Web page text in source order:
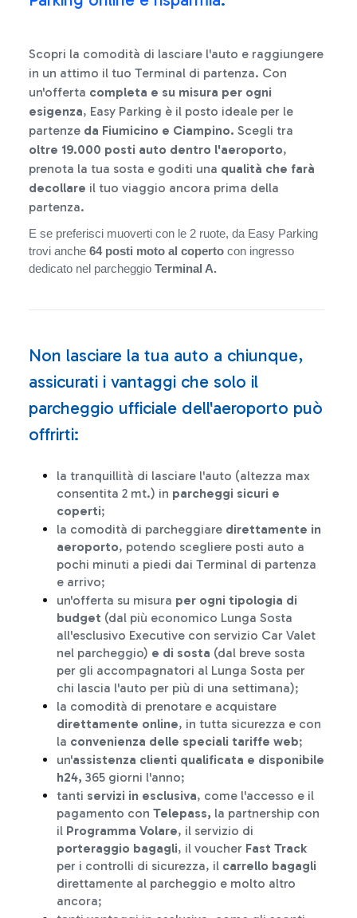
Scopri la comodità di lasciare l'auto e raggiungere
in un attimo il tuo Terminal di partenza. Con
un'offerta completa e su misura per ogni
esigenza, Easy Parking è il posto ideale per le
partenze da Fiumicino e Ciampino. Scegli tra
oltre 19.000 posti auto dentro l'aeroporto,
prenota la tua sosta e goditi una qualità che farà
decollare il tuo viaggio ancora prima della
partenza.
E se preferisci muoverti con le 2 ruote, da Easy Parking
trovi anche 64 posti moto al coperto con ingresso
dedicato nel parcheggio Terminal A.
Non lasciare la tua auto a chiunque,
assicurati i vantaggi che solo il
parcheggio ufficiale dell'aeroporto può
offrirti:
la tranquillità di lasciare l'auto (altezza max
consentita 2 mt.) in parcheggi sicuri e
coperti;
la comodità di parcheggiare direttamente in
aeroporto, potendo scegliere posti auto a
pochi minuti a piedi dai Terminal di partenza
e arrivo;
un'offerta su misura per ogni tipologia di
budget (dal più economico Lunga Sosta
all'esclusivo Executive con servizio Car Valet
nel parcheggio) e di sosta (dal breve sosta
per gli accompagnatori al Lunga Sosta per
chi lascia l'auto per più di una settimana);
la comodità di prenotare e acquistare
direttamente online, in tutta sicurezza e con
la convenienza delle speciali tariffe web;
un'assistenza clienti qualificata e disponibile
h24, 365 giorni l'anno;
tanti servizi in esclusiva, come l'accesso e il
pagamento con Telepass, la partnership con
il Programma Volare, il servizio di
porteraggio bagagli, il voucher Fast Track
per i controlli di sicurezza, il carrello bagagli
direttamente al parcheggio e molto altro
ancora;